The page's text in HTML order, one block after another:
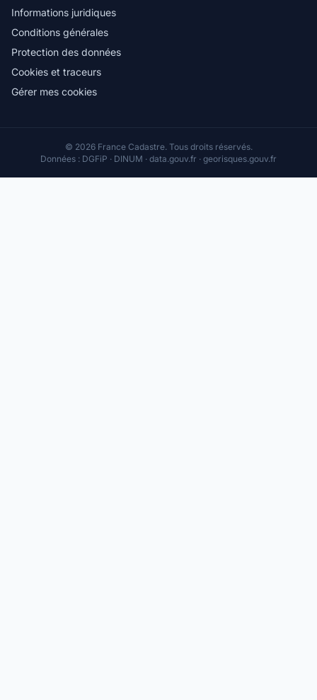
Informations juridiques
Conditions générales
Protection des données
Cookies et traceurs
Gérer mes cookies
© 2026 France Cadastre. Tous droits réservés.
Données : DGFiP · DINUM · data.gouv.fr · georisques.gouv.fr